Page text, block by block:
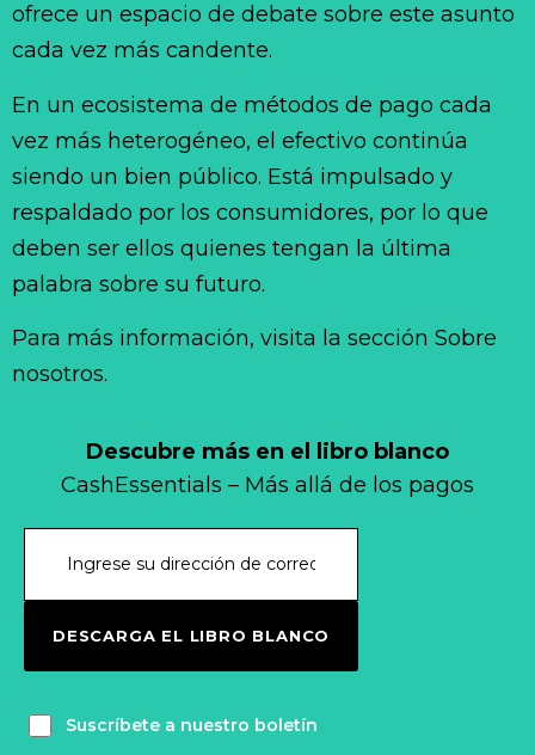
Descubre más en el libro blanco
CashEssentials – Más allá de los pagos
DESCARGA EL LIBRO BLANCO
Suscríbete a nuestro boletín
ofrece un espacio de debate sobre este asunto
cada vez más candente.
En un ecosistema de métodos de pago cada
vez más heterogéneo, el efectivo continúa
siendo un bien público. Está impulsado y
respaldado por los consumidores, por lo que
deben ser ellos quienes tengan la última
palabra sobre su futuro.
Para más información, visita la sección Sobre
nosotros.